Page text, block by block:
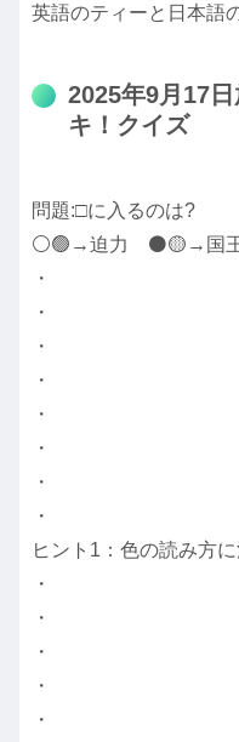
英語のティーと日本語
2025年9月17
キ！クイズ
問題:□に入るのは?
⚪🟢→迫力 ⚫🟡→国
・
・
・
・
・
・
・
・
ヒント1：色の読み方
・
・
・
・
・